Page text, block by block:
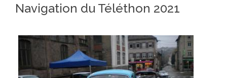
Navigation du Téléthon 2021